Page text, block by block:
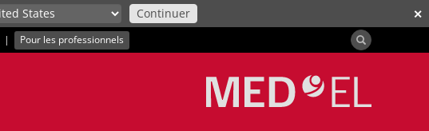
✕
Continuer
| Pour les professionnels